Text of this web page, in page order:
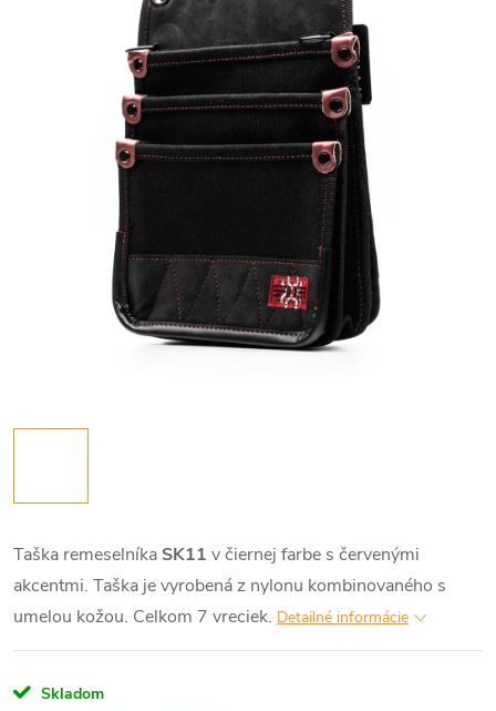
Taška remeselníka SK11 v čiernej farbe s červenými
akcentmi. Taška je vyrobená z nylonu kombinovaného s
umelou kožou. Celkom 7 vreciek. Detailné informácie
Skladom